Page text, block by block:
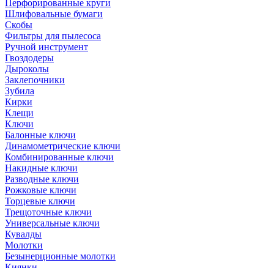
Перфорированные круги
Шлифовальные бумаги
Скобы
Фильтры для пылесоса
Ручной инструмент
Гвоздодеры
Дыроколы
Заклепочники
Зубила
Кирки
Клещи
Ключи
Балонные ключи
Динамометрические ключи
Комбинированные ключи
Накидные ключи
Разводные ключи
Рожковые ключи
Торцевые ключи
Трещоточные ключи
Универсальные ключи
Кувалды
Молотки
Безынерционные молотки